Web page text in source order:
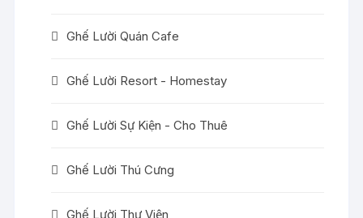
Ghế Lười Quán Cafe
Ghế Lười Resort - Homestay
Ghế Lười Sự Kiện - Cho Thuê
Ghế Lười Thú Cưng
Ghế Lười Thư Viện